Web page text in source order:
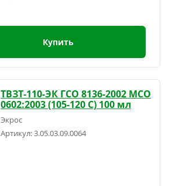
Купить
ТВЗТ-110-ЭК ГСО 8136-2002 МСО
0602:2003 (105-120 С) 100 мл
Экрос
Артикул:3.05.03.09.0064